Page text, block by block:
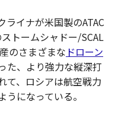
ライナが米国製のATAC
トームシャドー/SCAL
のさまざまな ドローン
た、より強力な縦深打
て、ロシアは航空戦力
うになっている。